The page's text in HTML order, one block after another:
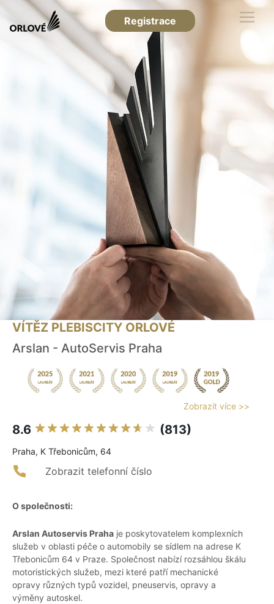
Registrace
VÍTĚZ PLEBISCITY ORLOVÉ
Arslan - AutoServis Praha
Zobrazit více >>
8.6 (813)
Praha, K Třebonicům, 64
Zobrazit telefonní číslo
O společnosti:
Arslan Autoservis Praha je poskytovatelem komplexních
služeb v oblasti péče o automobily se sídlem na adrese K
Třebonicům 64 v Praze. Společnost nabízí rozsáhlou škálu
motoristických služeb, mezi které patří mechanické
opravy různých typů vozidel, pneuservis, opravy a
výměny autoskel.